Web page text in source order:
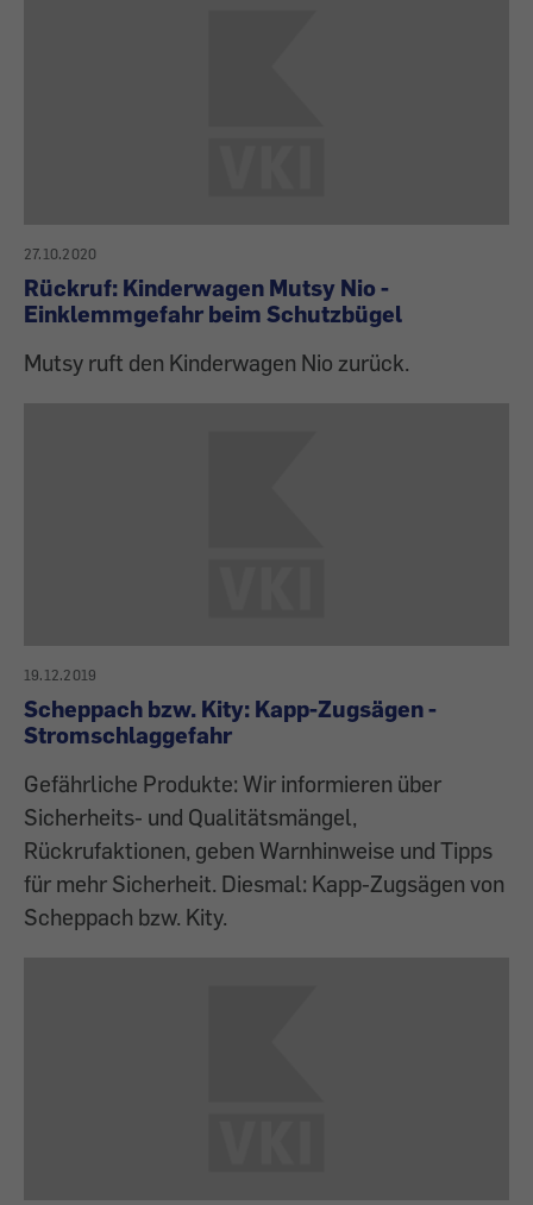
27.10.2020
Rückruf: Kinderwagen Mutsy Nio -
Einklemmgefahr beim Schutzbügel
Mutsy ruft den Kinderwagen Nio zurück.
19.12.2019
Scheppach bzw. Kity: Kapp-Zugsägen -
Stromschlaggefahr
Gefährliche Produkte: Wir informieren über
Sicherheits- und Qualitätsmängel,
Rückrufaktionen, geben Warnhinweise und Tipps
für mehr Sicherheit. Diesmal: Kapp-Zugsägen von
Scheppach bzw. Kity.